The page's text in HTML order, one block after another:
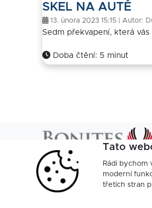
SKEL NA AUTĚ
13. února 2023 15:15 | Autor:
Sedm překvapení, která
Doba čtění: 5 minut
Endevel
Tato
Rádi bychom
moderní
třetích stran